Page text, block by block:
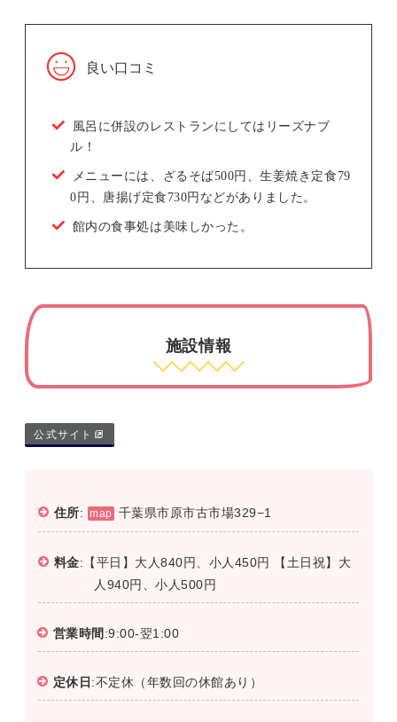
良い口コミ
風呂に併設のレストランにしてはリーズナブ
ル！
メニューには、ざるそば500円、生姜焼き定食79
0円、唐揚げ定食730円などがありました。
館内の食事処は美味しかった。
施設情報
公式サイト
住所: map 千葉県市原市古市場329−1
料金:【平日】大人840円、小人450円 【土日祝】大
人940円、小人500円
営業時間 :9:00-翌1:00
定休日 :不定休（年数回の休館あり）